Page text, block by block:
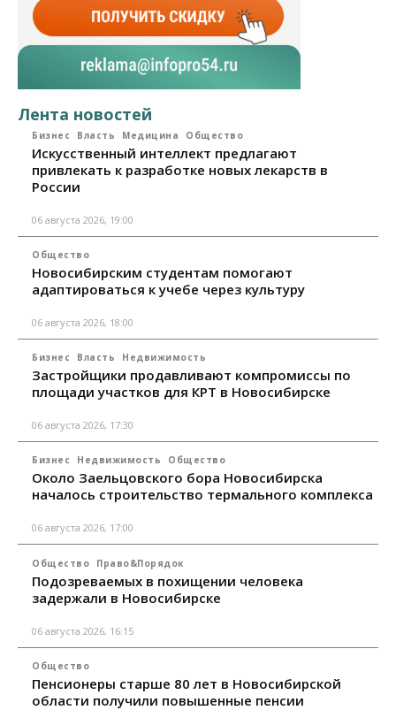
Лента новостей
Бизнес Власть Медицина Общество
Искусственный интеллект предлагают
привлекать к разработке новых лекарств в
России
06 августа 2026, 19:00
Общество
Новосибирским студентам помогают
адаптироваться к учебе через культуру
06 августа 2026, 18:00
Бизнес Власть Недвижимость
Застройщики продавливают компромиссы по
площади участков для КРТ в Новосибирске
06 августа 2026, 17:30
Бизнес Недвижимость Общество
Около Заельцовского бора Новосибирска
началось строительство термального комплекса
06 августа 2026, 17:00
Общество Право&Порядок
Подозреваемых в похищении человека
задержали в Новосибирске
06 августа 2026, 16:15
Общество
Пенсионеры старше 80 лет в Новосибирской
области получили повышенные пенсии